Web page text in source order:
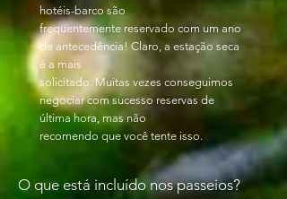
hotéis-barco são
frequentemente reservado com um ano
de antecedência! Claro, a estação seca
é a mais
solicitado. Muitas vezes conseguimos
negociar com sucesso reservas de
última hora, mas não
recomendo que você tente isso.
O que está incluído nos passeios?